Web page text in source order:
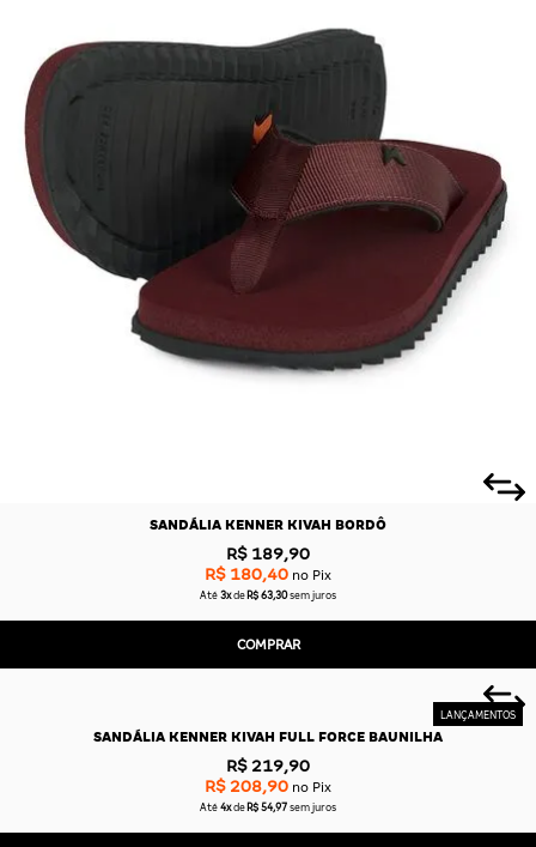
SANDÁLIA KENNER KIVAH BORDÔ
R$ 189,90
R$ 180,40 no Pix
Até 3x de R$ 63,30sem juros
COMPRAR
SANDÁLIA KENNER KIVAH FULL FORCE BAUNILHA
R$ 219,90
R$ 208,90 no Pix
Até 4x de R$ 54,97 sem juros